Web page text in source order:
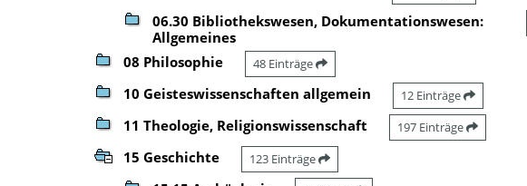
06.30 Bibliothekswesen, Dokumentationswesen:
Allgemeines
08 Philosophie 48 Einträge
10 Geisteswissenschaften allgemein 12 Einträge
11 Theologie, Religionswissenschaft 197 Einträge
15 Geschichte 123 Einträge